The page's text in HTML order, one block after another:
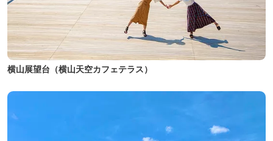
横山展望台（横山天空カフェテラス）